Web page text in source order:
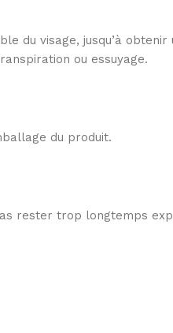
du visage, jusqu’à
ou essuyage.
du produit.
rester trop longtemps